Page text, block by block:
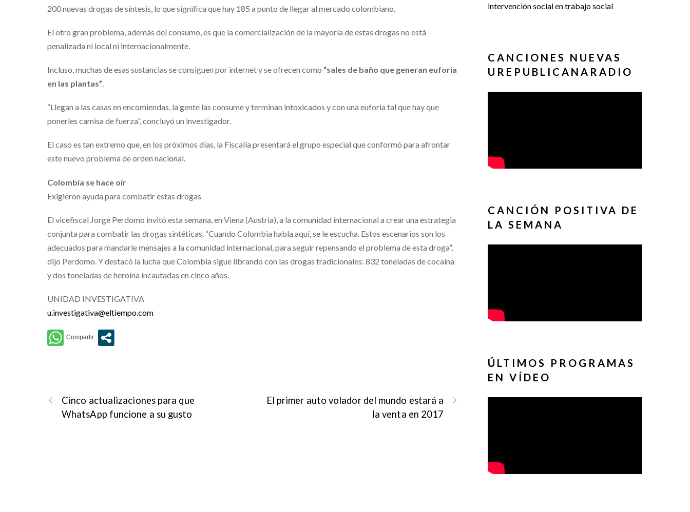
200 nuevas drogas de síntesis, lo que significa que hay 185 a punto de llegar al mercado colombiano.
El otro gran problema, además del consumo, es que la comercialización de la mayoría de estas drogas no está
penalizada ni local ni internacionalmente.
Incluso, muchas de esas sustancias se consiguen por internet y se ofrecen como “sales de baño que generan euforia
en las plantas”.
“Llegan a las casas en encomiendas, la gente las consume y terminan intoxicados y con una euforia tal que hay que
ponerles camisa de fuerza”, concluyó un investigador.
El caso es tan extremo que, en los próximos días, la Fiscalía presentará el grupo especial que conformó para afrontar
este nuevo problema de orden nacional.
Colombia se hace oír
Exigieron ayuda para combatir estas drogas
El vicefiscal Jorge Perdomo invitó esta semana, en Viena (Austria), a la comunidad internacional a crear una estrategia
conjunta para combatir las drogas sintéticas. “Cuando Colombia habla aquí, se le escucha. Estos escenarios son los
adecuados para mandarle mensajes a la comunidad internacional, para seguir repensando el problema de esta droga”,
dijo Perdomo. Y destacó la lucha que Colombia sigue librando con las drogas tradicionales: 832 toneladas de cocaína
y dos toneladas de heroína incautadas en cinco años.
UNIDAD INVESTIGATIVA
u.investigativa@eltiempo.com
Cinco actualizaciones para que
WhatsApp funcione a su gusto
El primer auto volador del mundo estará a
la venta en 2017
intervención social en trabajo social
CANCIONES NUEVAS
UREPUBLICANARADIO
CANCIÓN POSITIVA DE
LA SEMANA
ÚLTIMOS PROGRAMAS
EN VÍDEO